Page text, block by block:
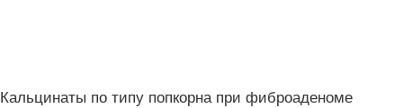
Кальцинаты по типу попкорна при фиброаденоме